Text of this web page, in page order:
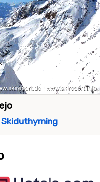
Skiduthyrning